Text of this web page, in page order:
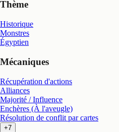
Thème
Historique
Monstres
Égyptien
Mécaniques
Récupération d'actions
Alliances
Majorité / Influence
Enchères (À l'aveugle)
Résolution de conflit par cartes
+7